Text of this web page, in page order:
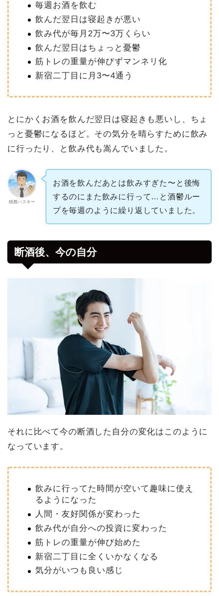
毎週お酒を飲む
飲んだ翌日は寝起きが悪い
飲み代が毎月2万〜3万くらい
飲んだ翌日はちょっと憂鬱
筋トレの重量が伸びずマンネリ化
新宿二丁目に月3〜4通う
とにかくお酒を飲んだ翌日は寝起きも悪いし、ちょ
っと憂鬱になるほど。その気分を晴らすために飲み
に行ったり、と飲み代も嵩んでいました。
桃雅ハスキー
お酒を飲んだあとは飲みすぎた〜と後悔
するのにまた飲みに行って…と酒鬱ルー
プを毎週のように繰り返していました。
断酒後、今の自分
それに比べて今の断酒した自分の変化はこのように
なっています。
飲みに行ってた時間が空いて趣味に使え
るようになった
人間・友好関係が変わった
飲み代が自分への投資に変わった
筋トレの重量が伸び始めた
新宿二丁目に全くいかなくなる
気分がいつも良い感じ